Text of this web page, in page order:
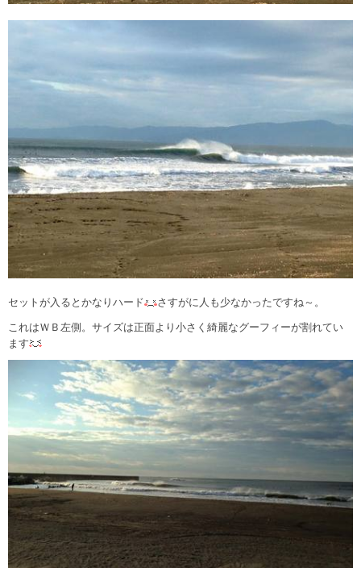
セットが入るとかなりハード さすがに人も少なかったですね～。
これはＷＢ左側。サイズは正面より小さく綺麗なグーフィーが割れてい
ます